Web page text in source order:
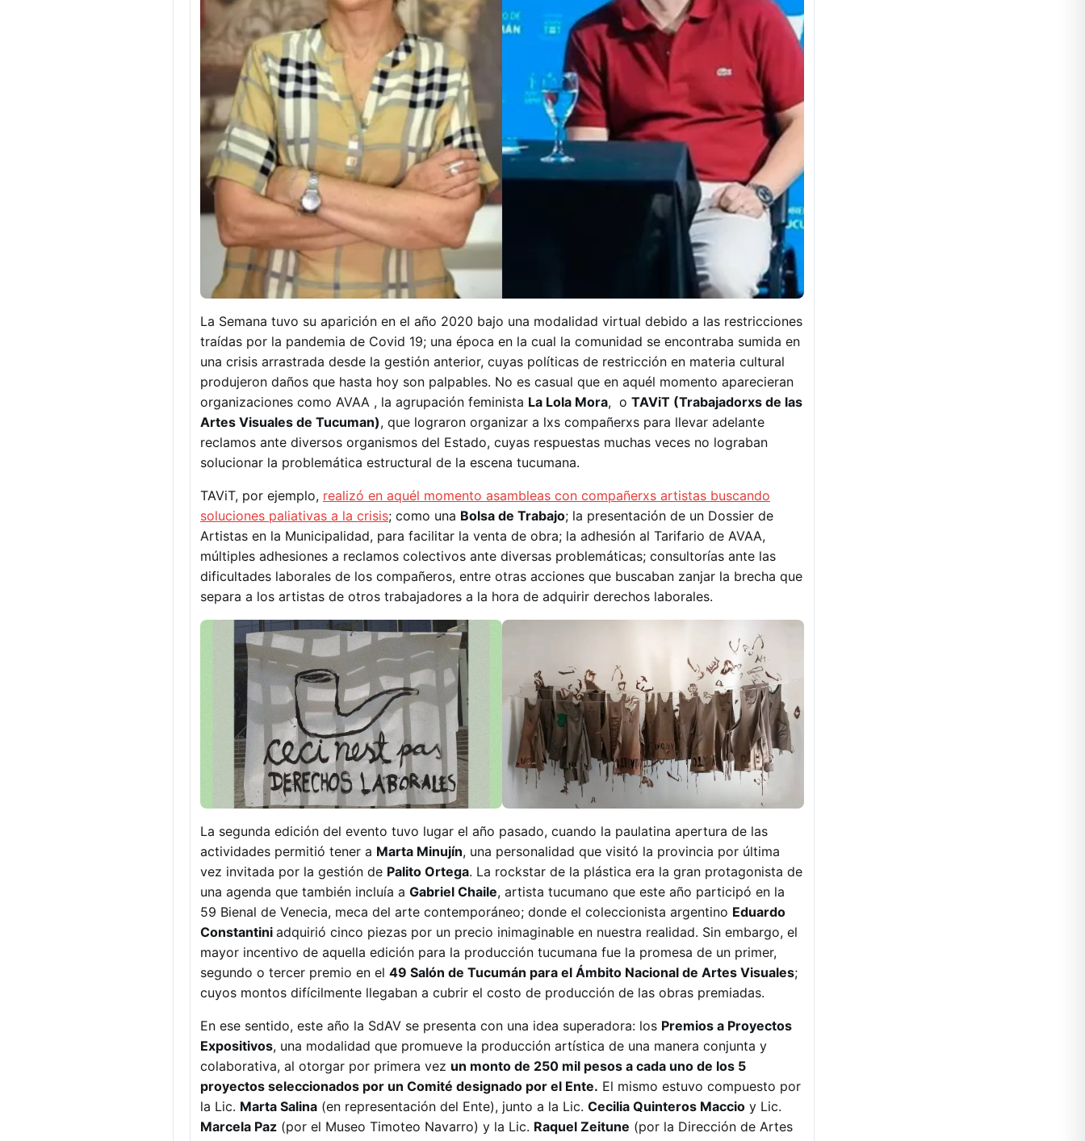
La Semana tuvo su aparición en el año 2020 bajo una modalidad virtual debido a las restricciones
traídas por la pandemia de Covid 19; una época en la cual la comunidad se encontraba sumida en
una crisis arrastrada desde la gestión anterior, cuyas políticas de restricción en materia cultural
produjeron daños que hasta hoy son palpables. No es casual que en aquél momento aparecieran
organizaciones como AVAA , la agrupación feminista La Lola Mora, o TAViT (Trabajadorxs de las
Artes Visuales de Tucuman), que lograron organizar a lxs compañerxs para llevar adelante
reclamos ante diversos organismos del Estado, cuyas respuestas muchas veces no lograban
solucionar la problemática estructural de la escena tucumana.
TAViT, por ejemplo, realizó en aquél momento asambleas con compañerxs artistas buscando
soluciones paliativas a la crisis; como una Bolsa de Trabajo; la presentación de un Dossier de
Artistas en la Municipalidad, para facilitar la venta de obra; la adhesión al Tarifario de AVAA,
múltiples adhesiones a reclamos colectivos ante diversas problemáticas; consultorías ante las
dificultades laborales de los compañeros, entre otras acciones que buscaban zanjar la brecha que
separa a los artistas de otros trabajadores a la hora de adquirir derechos laborales.
La segunda edición del evento tuvo lugar el año pasado, cuando la paulatina apertura de las
actividades permitió tener a Marta Minujín, una personalidad que visitó la provincia por última
vez invitada por la gestión de Palito Ortega. La rockstar de la plástica era la gran protagonista de
una agenda que también incluía a Gabriel Chaile, artista tucumano que este año participó en la
59 Bienal de Venecia, meca del arte contemporáneo; donde el coleccionista argentino Eduardo
Constantini adquirió cinco piezas por un precio inimaginable en nuestra realidad. Sin embargo, el
mayor incentivo de aquella edición para la producción tucumana fue la promesa de un primer,
segundo o tercer premio en el 49 Salón de Tucumán para el Ámbito Nacional de Artes Visuales;
cuyos montos difícilmente llegaban a cubrir el costo de producción de las obras premiadas.
En ese sentido, este año la SdAV se presenta con una idea superadora: los Premios a Proyectos
Expositivos, una modalidad que promueve la producción artística de una manera conjunta y
colaborativa, al otorgar por primera vez un monto de 250 mil pesos a cada uno de los 5
proyectos seleccionados por un Comité designado por el Ente. El mismo estuvo compuesto por
la Lic. Marta Salina (en representación del Ente), junto a la Lic. Cecilia Quinteros Maccio y Lic.
Marcela Paz (por el Museo Timoteo Navarro) y la Lic. Raquel Zeitune (por la Dirección de Artes